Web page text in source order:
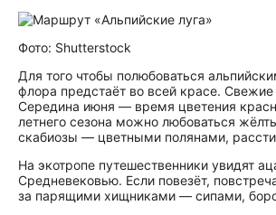
Фото: Shutterstock
Для того чтобы полюбоваться
флора предстаёт во всей красе.
Середина июня — время цветения
летнего сезона можно любоваться
скабиозы — цветными полянами,
На экотропе путешественники увидят
Средневековью. Если повезёт,
за парящими хищниками — сипами,